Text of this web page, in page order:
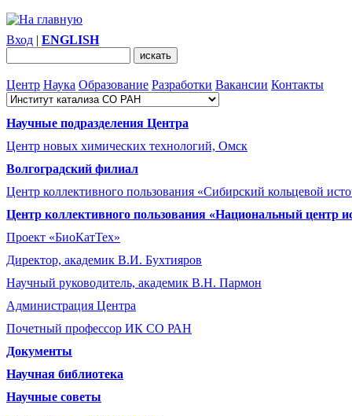
Вход | ENGLISH
Центр Наука Образование Разработки Вакансии Контакты
Научные подразделения Центра
Центр новых химических технологий, Омск
Волгоградский филиал
Центр коллективного пользования «Сибирский кольцевой
Центр коллективного пользования «Национальный центр
Проект «БиоКатТех»
Директор, академик В.И. Бухтияров
Научный руководитель, академик В.Н. Пармон
Администрация Центра
Почетный профессор ИК СО РАН
Документы
Научная библиотека
Научные советы